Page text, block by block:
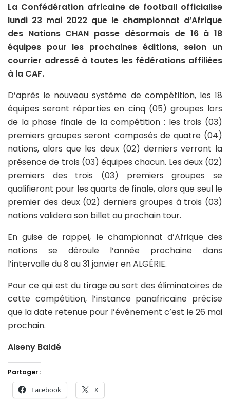
La Confédération africaine de football officialise
lundi 23 mai 2022 que le championnat d’Afrique
des Nations CHAN passe désormais de 16 à 18
équipes pour les prochaines éditions, selon un
courrier adressé à toutes les fédérations affiliées
à la CAF.
D’après le nouveau système de compétition, les 18
équipes seront réparties en cinq (05) groupes lors
de la phase finale de la compétition : les trois (03)
premiers groupes seront composés de quatre (04)
nations, alors que les deux (02) derniers verront la
présence de trois (03) équipes chacun. Les deux (02)
premiers des trois (03) premiers groupes se
qualifieront pour les quarts de finale, alors que seul le
premier des deux (02) derniers groupes à trois (03)
nations validera son billet au prochain tour.
En guise de rappel, le championnat d’Afrique des
nations se déroule l’année prochaine dans
l’intervalle du 8 au 31 janvier en ALGÉRIE.
Pour ce qui est du tirage au sort des éliminatoires de
cette compétition, l’instance panafricaine précise
que la date retenue pour l’événement c’est le 26 mai
prochain.
Alseny Baldé
Partager :
Facebook X